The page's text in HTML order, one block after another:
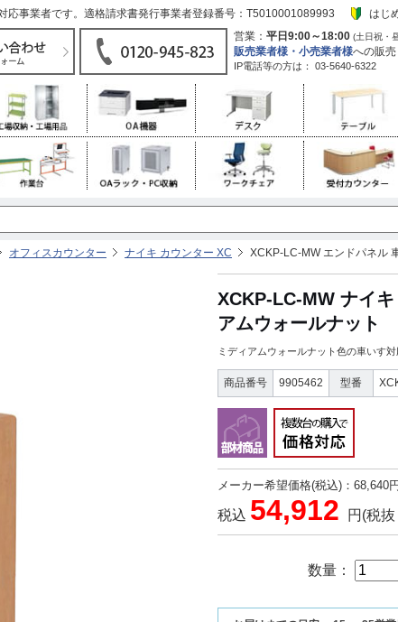
応事業者です。適格請求書発行事業者登録番号：T5010001089993 はじ
営業： 平日9:00～18:00 (土日祝・
販売業者様・小売業者様への販売
IP電話等の方は： 03-5640-6322
オフィスカウンター ナイキ カウンター XC XCKP-LC-MW エンドパネル
XCKP-LC-MW ナイ
アムウォールナット
ミディアムウォールナット色の車いす
商品番号 9905462 型番
メーカー希望価格(税込)：68,640円
税込 54,912 円 (税
数量：